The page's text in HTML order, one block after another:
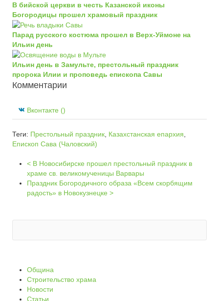
В бийской церкви в честь Казанской иконы
Богородицы прошел храмовый праздник
Парад русского костюма прошел в Верх-Уймоне на
Ильин день
Ильин день в Замульте, престольный праздник
пророка Илии и проповедь епископа Савы
Комментарии
Вконтакте ()
Теги: Престольный праздник Казахстанская епархия
Епископ Сава (Чаловский)
< В Новосибирске прошел престольный праздник в
храме св. великомученицы Варвары
Праздник Богородичного образа «Всем скорбящим
радость» в Новокузнецке >
Община
Строительство храма
Новости
Статьи